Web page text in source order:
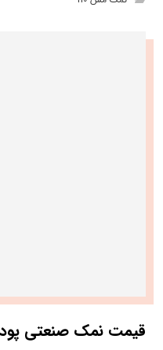
قیمت نمک صنعتی